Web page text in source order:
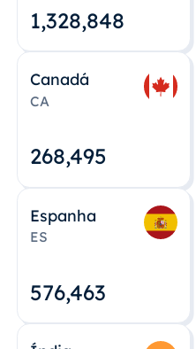
1,328,848
Canadá
CA
268,495
Espanha
ES
576,463